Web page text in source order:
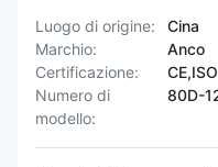
Luogo di origine:
Cina
Marchio:
Anco
Certificazione:
CE,ISO
Numero di
modello:
80D-